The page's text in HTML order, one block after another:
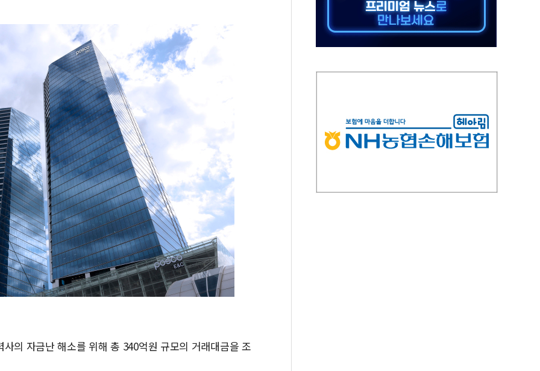
의 자금난 해소를 위해 총 340억원 규모의 거래대금을 조